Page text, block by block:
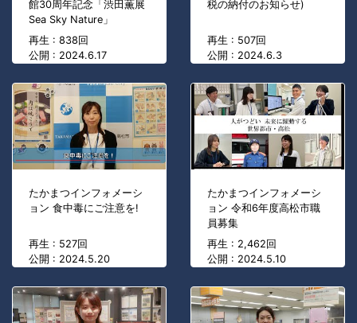
館30周年記念「渋田薫展
Sea Sky Nature」
再生 : 838回
公開 : 2024.6.17
税の納付のお知らせ)
再生 : 507回
公開 : 2024.6.3
たかまつインフォメーシ
ョン 食中毒にご注意を!
再生 : 527回
公開 : 2024.5.20
たかまつインフォメーシ
ョン 令和6年度高松市職
員募集
再生 : 2,462回
公開 : 2024.5.10